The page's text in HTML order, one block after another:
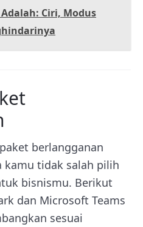
Ciri, Modus
berlangganan
kamu tidak salah pilih
bisnismu. Berikut
dan Microsoft Teams
sesuai